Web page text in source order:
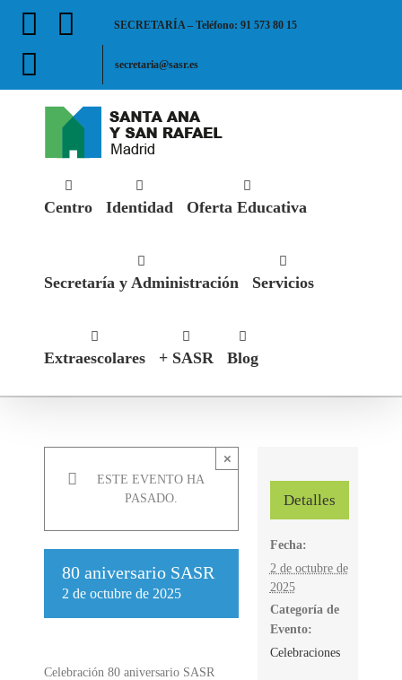
Facebook
Instagram
SECRETARÍA – Teléfono: 91 573 80 15
secretaria@sasr.es
Centro Identidad Oferta Educativa
Secretaría y Administración Servicios
Extraescolares + SASR Blog
ESTE EVENTO HA
PASADO.
×
80 aniversario SASR
2 de octubre de 2025
Celebración 80 aniversario SASR
Detalles
Fecha:
2 de octubre de
2025
Categoría de
Evento:
Celebraciones